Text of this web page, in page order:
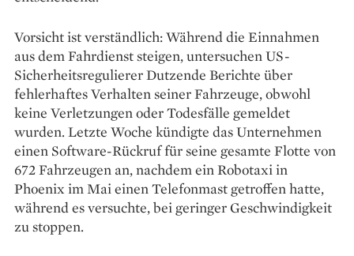
Vorsicht ist verständlich: Während die Einnahmen
aus dem Fahrdienst steigen, untersuchen US-
Sicherheitsregulierer Dutzende Berichte über
fehlerhaftes Verhalten seiner Fahrzeuge, obwohl
keine Verletzungen oder Todesfälle gemeldet
wurden. Letzte Woche kündigte das Unternehmen
einen Software-Rückruf für seine gesamte Flotte von
672 Fahrzeugen an, nachdem ein Robotaxi in
Phoenix im Mai einen Telefonmast getroffen hatte,
während es versuchte, bei geringer Geschwindigkeit
zu stoppen.